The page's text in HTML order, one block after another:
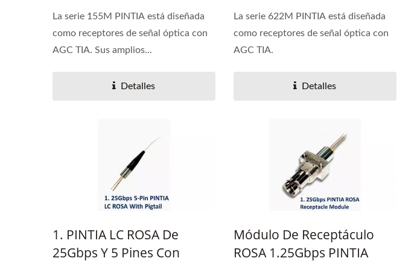
La serie 155M PINTIA está diseñada
como receptores de señal óptica con
AGC TIA. Sus amplios...
Detalles
La serie 622M PINTIA está diseñada
como receptores de señal óptica con
AGC TIA.
Detalles
1. PINTIA LC ROSA De
25Gbps Y 5 Pines Con
Módulo De Receptáculo
ROSA 1.25Gbps PINTIA